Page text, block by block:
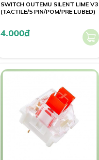
SWITCH OUTEMU SILENT LIME V3
(TACTILE/5 PIN/POM/PRE LUBED)
4.000đ